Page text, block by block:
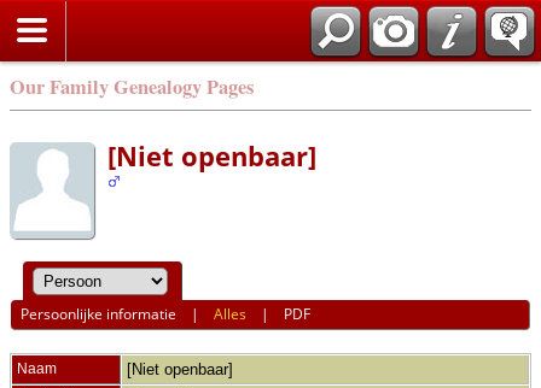
Our Family Genealogy Pages
[Niet openbaar]
Persoonlijke informatie |Alles | PDF
Naam [Niet openbaar]